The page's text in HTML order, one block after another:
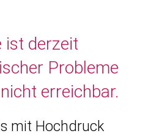
ist derzeit
Probleme
erreichbar.
mit Hochdruck